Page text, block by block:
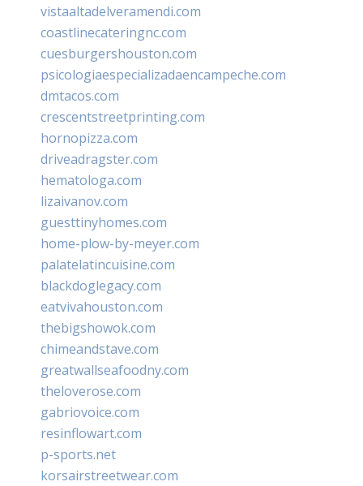
vistaaltadelveramendi.com
coastlinecateringnc.com
cuesburgershouston.com
psicologiaespecializadaencampeche.com
dmtacos.com
crescentstreetprinting.com
hornopizza.com
driveadragster.com
hematologa.com
lizaivanov.com
guesttinyhomes.com
home-plow-by-meyer.com
palatelatincuisine.com
blackdoglegacy.com
eatvivahouston.com
thebigshowok.com
chimeandstave.com
greatwallseafoodny.com
theloverose.com
gabriovoice.com
resinflowart.com
p-sports.net
korsairstreetwear.com